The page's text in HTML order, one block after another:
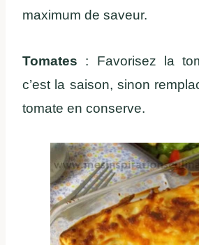
maximum de saveur.
Tomates : Favorisez la
c’est la saison, sinon
tomate en conserve.